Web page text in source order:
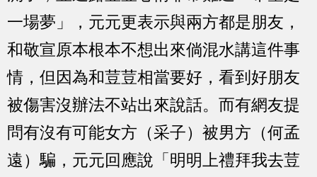
一場夢」，元元更表示與兩方都是朋友，
和敬宣原本根本不想出來倘混水講這件事
情，但因為和荳荳相當要好，看到好朋友
被傷害沒辦法不站出來說話。而有網友提
問有沒有可能女方（采子）被男方（何孟
遠）騙，元元回應說「明明上禮拜我去荳